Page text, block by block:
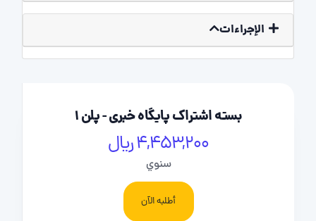
الإجراءات
بسته اشتراک پایگاه خبری - پلن 1
4,453,200 ریال
سنوي
أطلبه الآن